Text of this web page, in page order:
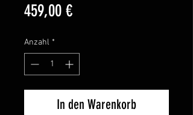
459,00 €Preis
Anzahl *
In den Warenkorb